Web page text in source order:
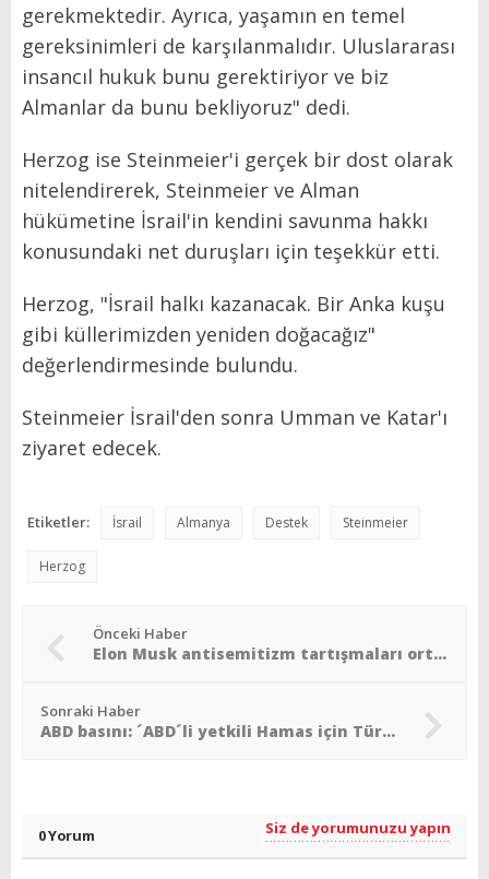
gerekmektedir. Ayrıca, yaşamın en temel
gereksinimleri de karşılanmalıdır. Uluslararası
insancıl hukuk bunu gerektiriyor ve biz
Almanlar da bunu bekliyoruz" dedi.
Herzog ise Steinmeier'i gerçek bir dost olarak
nitelendirerek, Steinmeier ve Alman
hükümetine İsrail'in kendini savunma hakkı
konusundaki net duruşları için teşekkür etti.
Herzog, "İsrail halkı kazanacak. Bir Anka kuşu
gibi küllerimizden yeniden doğacağız"
değerlendirmesinde bulundu.
Steinmeier İsrail'den sonra Umman ve Katar'ı
ziyaret edecek.
Etiketler: İsrail Almanya Destek Steinmeier
Herzog
Önceki Haber
Elon Musk antisemitizm tartışmaları ortasında İsrail´de
Sonraki Haber
ABD basını: ´ABD´li yetkili Hamas için Türkiye´ye geliyor´
0 Yorum Siz de yorumunuzu yapın